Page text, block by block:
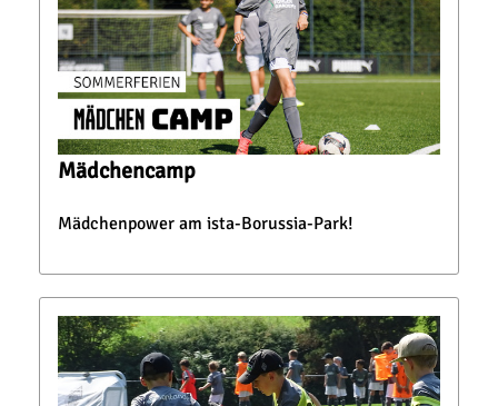
Mädchencamp
Mädchenpower am ista-Borussia-Park!